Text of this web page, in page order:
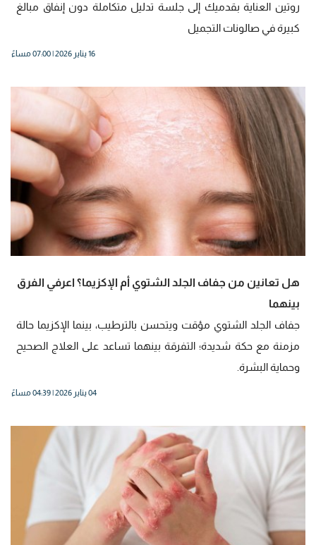
روتين العناية بقدميك إلى جلسة تدليل متكاملة دون إنفاق مبالغ
كبيرة في صالونات التجميل
16 يناير 2026 | 07:00 مساءً
هل تعانين من جفاف الجلد الشتوي أم الإكزيما؟ اعرفي الفرق
بينهما
جفاف الجلد الشتوي مؤقت ويتحسن بالترطيب، بينما الإكزيما حالة
مزمنة مع حكة شديدة؛ التفرقة بينهما تساعد على العلاج الصحيح
وحماية البشرة.
04 يناير 2026 | 04:39 مساءً